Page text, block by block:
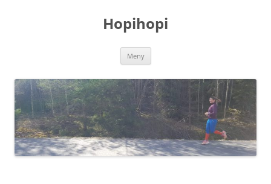
Hopihopi
Meny